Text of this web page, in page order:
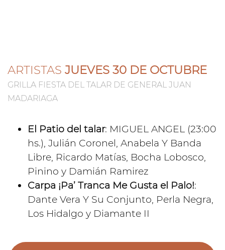
ARTISTAS JUEVES 30 DE OCTUBRE
GRILLA FIESTA DEL TALAR DE GENERAL JUAN
MADARIAGA
El Patio del talar: MIGUEL ANGEL (23:00
hs.), Julián Coronel, Anabela Y Banda
Libre, Ricardo Matías, Bocha Lobosco,
Pinino y Damián Ramirez
Carpa ¡Pa’ Tranca Me Gusta el Palo!:
Dante Vera Y Su Conjunto, Perla Negra,
Los Hidalgo y Diamante II